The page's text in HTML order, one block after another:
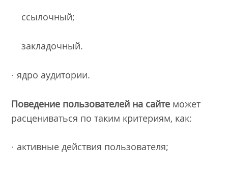
ссылочный;
закладочный.
· ядро аудитории.
Поведение пользователей на сайте может
расцениваться по таким критериям, как:
· активные действия пользователя;